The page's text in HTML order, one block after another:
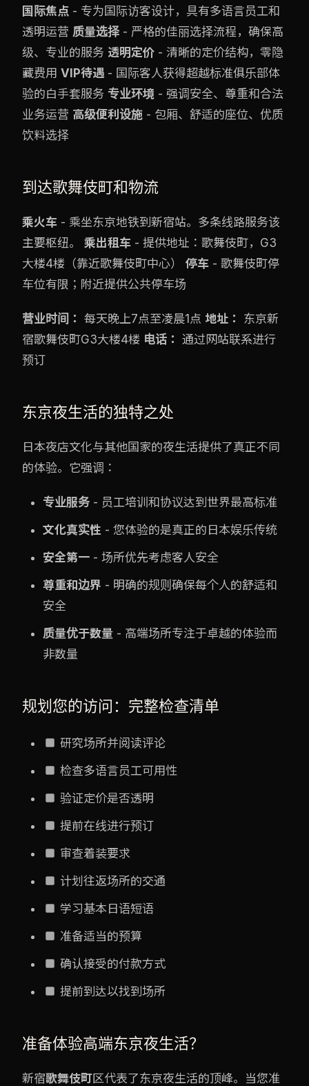
国际焦点 - 专为国际访客设计，具有多语言员工和
透明运营 质量选择- 严格的佳丽选择流程，确保高
级、专业的服务 透明定价 - 清晰的定价结构，零隐
藏费用 VIP待遇 - 国际客人获得超越标准俱乐部体
验的白手套服务 专业环境 - 强调安全、尊重和合法
业务运营 高级便利设施 - 包厢、舒适的座位、优质
饮料选择
到达歌舞伎町和物流
乘火车 - 乘坐东京地铁到新宿站。多条线路服务该
主要枢纽。 乘出租车 - 提供地址：歌舞伎町，G3
大楼4楼（靠近歌舞伎町中心） 停车 - 歌舞伎町停
车位有限；附近提供公共停车场
营业时间： 每天晚上7点至凌晨1点 地址：
东京新
宿歌舞伎町G3大楼4楼 电话： 通过网站联系进行
预订
东京夜生活的独特之处
日本夜店文化与其他国家的夜生活提供了真正不同
的体验。它强调：
专业服务 - 员工培训和协议达到世界最高标准
文化真实性 - 您体验的是真正的日本娱乐传统
安全第一 - 场所优先考虑客人安全
尊重和边界 - 明确的规则确保每个人的舒适和
安全
质量优于数量 - 高端场所专注于卓越的体验而
非数量
规划您的访问：完整检查清单
研究场所并阅读评论
检查多语言员工可用性
验证定价是否透明
提前在线进行预订
审查着装要求
计划往返场所的交通
学习基本日语短语
准备适当的预算
确认接受的付款方式
提前到达以找到场所
准备体验高端东京夜生活？
新宿歌舞伎町区代表了东京夜生活的顶峰。当您准